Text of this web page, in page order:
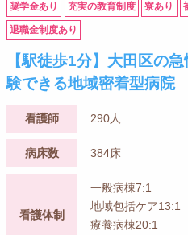
奨学金あり 充実の教育制度 寮あり
退職金制度あり
【駅徒歩1分】大田区の
験できる地域密着型病院
看護師 290人
病床数 384床
看護体制
一般病棟7:1
地域包括ケア13:1
療養病棟20:1